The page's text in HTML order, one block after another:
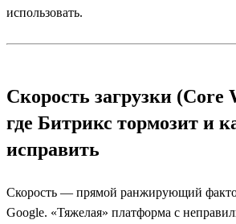
использовать.
Скорость загрузки (Core
где Битрикс тормозит и
исправить
Скорость — прямой ранжирующий
Google. «Тяжелая» платформа с